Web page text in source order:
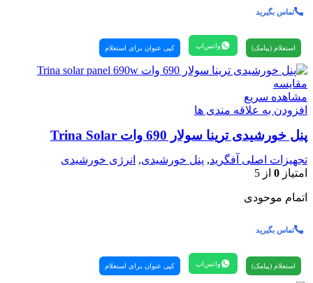
تماس بگیرید
استعلام (پیامک) واتس‌اپ کپی عنوان برای استعلام
مقایسه
مشاهده سریع
افزودن به علاقه مندی ها
پنل خورشیدی ترینا سولار 690 وات Trina Solar
تجهیزات اصلی آفگرید, پنل خورشیدی, انرژی خورشیدی
امتیاز 0 از 5
اتمام موحودی
تماس بگیرید
استعلام (پیامک) واتس‌اپ کپی عنوان برای استعلام